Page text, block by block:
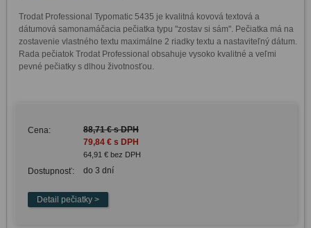
Trodat Professional Typomatic 5435 je kvalitná kovová textová a
dátumová samonamáčacia pečiatka typu "zostav si sám". Pečiatka má na
zostavenie vlastného textu maximálne 2 riadky textu a nastaviteľný dátum.
Rada pečiatok Trodat Professional obsahuje vysoko kvalitné a veľmi
pevné pečiatky s dlhou životnosťou.
Cena:
88,71 € s DPH
79,84 € s DPH
64,91 € bez DPH
Dostupnosť: do 3 dní